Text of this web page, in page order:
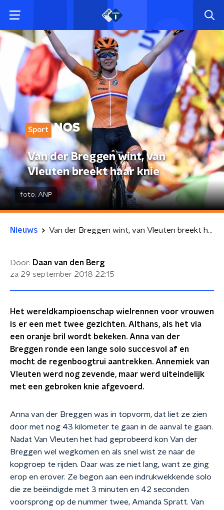
Sport
Van der Breggen wint, van
Vleuten breekt haar knie
foto: ANP
Nieuws Van der Breggen wint, van Vleuten breekt haar knie
Door: Daan van den Berg
za 29 september 2018 22:15
Het wereldkampioenschap wielrennen voor vrouwen
is er een met twee gezichten. Althans, als het via
een oranje bril wordt bekeken. Anna van der
Breggen ronde een lange solo succesvol af en
mocht de regenboogtrui aantrekken. Annemiek van
Vleuten werd nog zevende, maar werd uiteindelijk
met een gebroken knie afgevoerd.
Anna van der Breggen was in topvorm, dat liet ze zien
door met nog 43 kilometer te gaan in de aanval te gaan.
Nadat Van Vleuten het had geprobeerd kon Van der
Breggen wel wegkomen en als snel wist ze naar de
kopgroep te rijden. Daar was ze niet lang, want ze ging
erop en erover. Ze begon aan een indrukwekkende solo
die ze beëindigde met 3 minuten en 42 seconden
voorsprong op de nummer twee, Amanda Spratt. Van